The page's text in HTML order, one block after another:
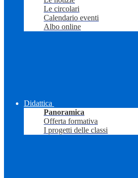
Le circolari
Calendario eventi
Albo online
Didattica
Panoramica
Offerta formativa
I progetti delle classi